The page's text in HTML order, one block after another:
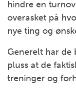
hindre en
overasket på
nye ting og
Generelt har de
pluss at de
treninger og